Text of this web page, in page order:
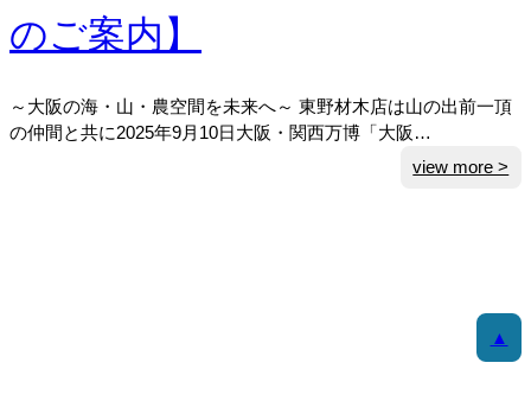
のご案内】
～大阪の海・山・農空間を未来へ～ 東野材木店は山の出前一頂
の仲間と共に2025年9月10日大阪・関西万博「大阪…
view more >
2
0
▲